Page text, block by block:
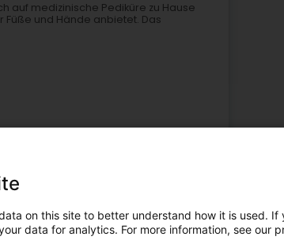
auf medizinische Pediküre zu Hause
und Hände anbietet. Das
zu Hause
Schönheit der Hände
on this site to better understand how it is used. If
data for analytics. For more information, see our